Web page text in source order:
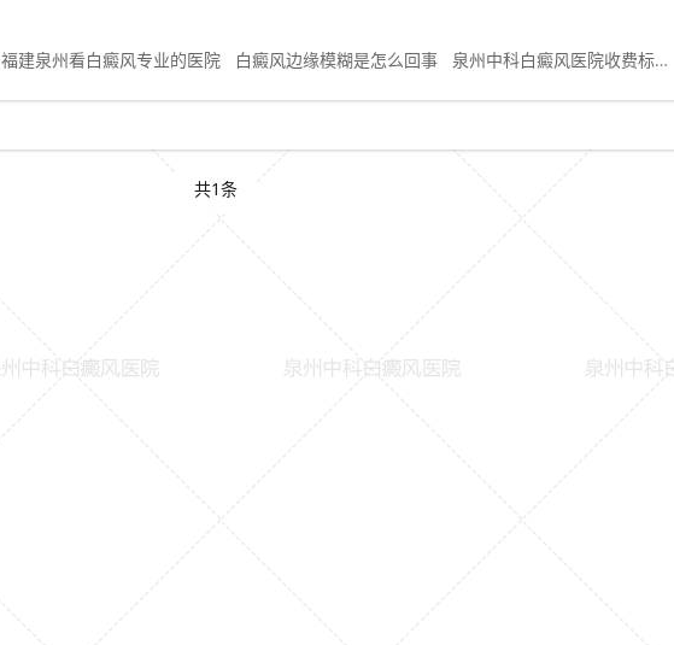
福建泉州看白癜风专业的医院 白癜风边缘模糊是怎么回事 泉州中科白癜风医院收费标准
共1条